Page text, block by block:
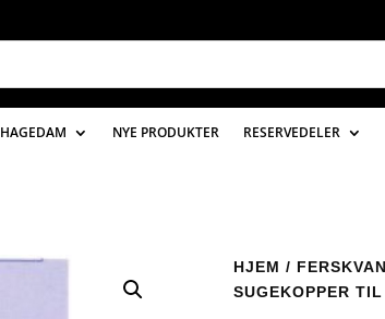
HAGEDAM NYE PRODUKTER RESERVEDELER
HJEM /
SUGEKOPPER